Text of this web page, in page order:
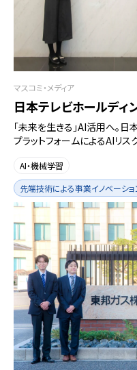
マスコミ・メディア
日本テレビホールディ
「未来を生きる」AI活用へ。
プラットフォームによるAIリ
AI・機械学習
先端技術による事業イノベーショ